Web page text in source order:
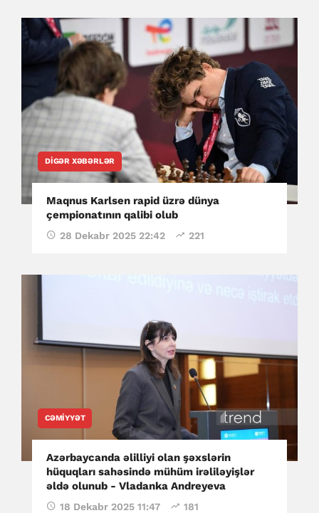
DIGƏR XƏBƏRLƏR
Maqnus Karlsen rapid üzrə dünya
çempionatının qalibi olub
28 Dekabr 2025 22:42 221
CƏMIYYƏT
Azərbaycanda əlilliyi olan şəxslərin
hüquqları sahəsində mühüm irəliləyişlər
əldə olunub - Vladanka Andreyeva
18 Dekabr 2025 11:47 181